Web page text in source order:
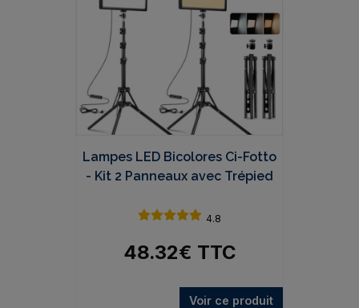
Lampes LED Bicolores Ci-Fotto
- Kit 2 Panneaux avec Trépied
4.8
48.32€ TTC
Voir ce produit